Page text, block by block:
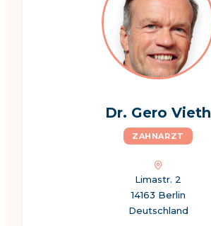
Dr. Gero Vieth
ZAHNARZT
Limastr. 2
14163 Berlin
Deutschland